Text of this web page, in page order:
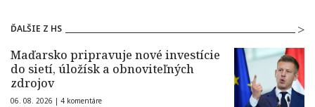
ĎALŠIE Z HS
Maďarsko pripravuje nové investície
do sietí, úložísk a obnoviteľných
zdrojov
06. 08. 2026 | 4 komentáre